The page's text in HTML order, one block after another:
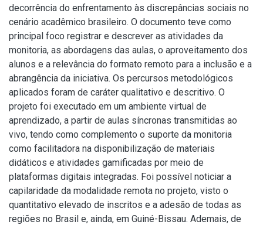
decorrência do enfrentamento às discrepâncias sociais no
cenário acadêmico brasileiro. O documento teve como
principal foco registrar e descrever as atividades da
monitoria, as abordagens das aulas, o aproveitamento dos
alunos e a relevância do formato remoto para a inclusão e a
abrangência da iniciativa. Os percursos metodológicos
aplicados foram de caráter qualitativo e descritivo. O
projeto foi executado em um ambiente virtual de
aprendizado, a partir de aulas síncronas transmitidas ao
vivo, tendo como complemento o suporte da monitoria
como facilitadora na disponibilização de materiais
didáticos e atividades gamificadas por meio de
plataformas digitais integradas. Foi possível noticiar a
capilaridade da modalidade remota no projeto, visto o
quantitativo elevado de inscritos e a adesão de todas as
regiões no Brasil e, ainda, em Guiné-Bissau. Ademais, de